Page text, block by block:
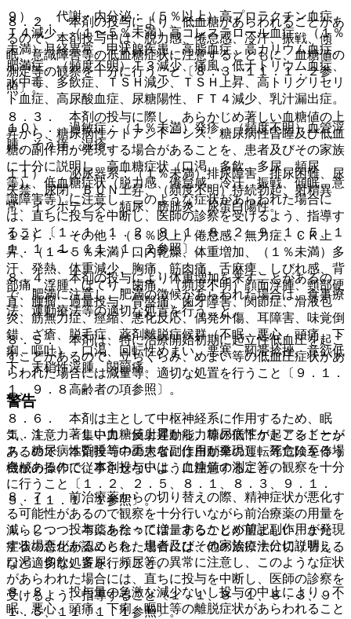
８．２． 本剤の投与により、低血糖があらわれることがあ
るので、本剤投与中は、脱力感、倦怠感、冷汗、振戦、傾
眠、意識障害等の低血糖症状に注意するとともに、血糖値の
測定等の観察を十分に行うこと〔８．３、１１．１．２参
照〕。
８．３． 本剤の投与に際し、あらかじめ著しい血糖値の上
昇から、糖尿病性ケトアシドーシス、糖尿病性昏睡及び低血
糖の副作用が発現する場合があることを、患者及びその家族
に十分に説明し、高血糖症状（口渇、多飲、多尿、頻尿
等）、低血糖症状（脱力感、倦怠感、冷汗、振戦、傾眠、意
識障害等）に注意し、このような症状があらわれた場合に
は、直ちに投与を中断し、医師の診察を受けるよう、指導す
ること〔１．１、１．２、８．１、８．２、９．１．５、１
１．１．１、１１．１．２参照〕。
８．４． 本剤の投与により体重増加を来すことがあるの
で、肥満に注意し、肥満の徴候があらわれた場合は、食事療
法、運動療法等の適切な処置を行うこと。
８．５． 本剤は、特に治療開始初期に起立性低血圧を起こ
すことがあるので、立ちくらみ、めまい等の低血圧症状があ
らわれた場合には減量等、適切な処置を行うこと〔９．１．
１、９．８高齢者の項参照〕。
８．６． 本剤は主として中枢神経系に作用するため、眠
気、注意力・集中力・反射運動能力等の低下が起こることが
あるので、本剤投与中の患者には自動車の運転等危険を伴う
機械の操作に従事させないように注意すること。
８．７． 前治療薬からの切り替えの際、精神症状が悪化す
る可能性があるので観察を十分行いながら前治療薬の用量を
減らしつつ、本薬を徐々に増量することが望ましい。また、
症状の悪化が認められた場合には、他の治療法に切り替える
など適切な処置を行うこと。
８．８． 投与量の急激な減少ないし投与の中止により、不
眠、悪心、頭痛、下痢、嘔吐等の離脱症状があらわれること
９）． 代謝・内分泌：（５％以上）高プロラクチン血症、
Ｔ４減少、（１〜５％未満）高コレステロール血症、（１％
未満）月経異常、甲状腺疾患、高脂血症、高カリウム血症、
肥満症、（頻度不明）Ｔ３減少、痛風、低ナトリウム血症、
水中毒、多飲症、ＴＳＨ減少、ＴＳＨ上昇、高トリグリセリ
ド血症、高尿酸血症、尿糖陽性、ＦＴ４減少、乳汁漏出症。
１０）． 過敏症：（１％未満）発疹、（頻度不明）血管浮
腫、そう痒、湿疹。
１１）． 泌尿器系：（１％未満）排尿障害、排尿困難、尿
失禁、尿閉、ＢＵＮ上昇、（頻度不明）持続勃起、射精異
常、インポテンス、頻尿、膀胱炎、尿蛋白陽性。
１２）． その他：（５％以上）倦怠感、無力症、ＣＫ上
昇、（１〜５％未満）口内乾燥、体重増加、（１％未満）多
汗、発熱、体重減少、胸痛、筋肉痛、舌麻痺、しびれ感、背
部痛、浮腫、ほてり、歯痛、（頻度不明）顔面浮腫、頸部硬
直、腫瘤、過量投与、骨盤痛、歯牙障害、関節症、滑液包
炎、筋無力症、痙縮、悪化反応、偶発外傷、耳障害、味覚倒
錯、ざ瘡、脱毛症、薬剤離脱症候群（不眠、悪心、頭痛、下
痢、嘔吐）、口渇、回転性めまい、悪寒、靭帯捻挫、意欲低
下、末梢性浮腫、関節痛。
警告
１．１． 著しい血糖値上昇から、糖尿病性ケトアシドーシ
ス、糖尿病性昏睡等の重大な副作用が発現し、死亡に至る場
合があるので、本剤投与中は、血糖値の測定等の観察を十分
に行うこと〔１．２、２．５、８．１、８．３、９．１．
５、１１．１．１参照〕。
１．２． 投与にあたっては、あらかじめ前記副作用が発現
する場合があることを、患者及びその家族に十分に説明し、
口渇、多飲、多尿、頻尿等の異常に注意し、このような症状
があらわれた場合には、直ちに投与を中断し、医師の診察を
受けるよう、指導すること〔１．１、８．１、８．３、９．
１．５、１１．１．１参照〕。